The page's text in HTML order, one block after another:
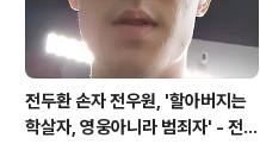
전두환 손자 전우원, '할아버지는
학살자, 영웅아니라 범죄자' - 전재